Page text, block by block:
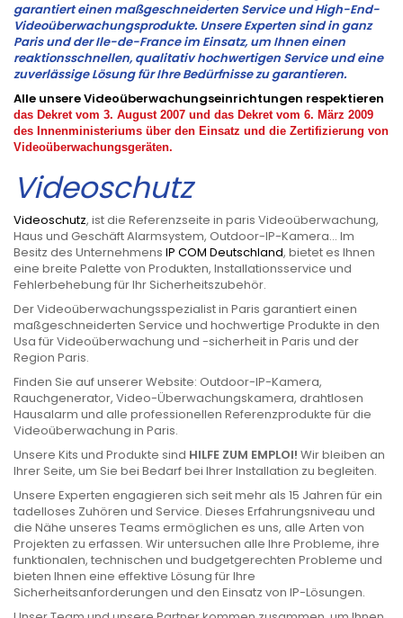
garantiert einen maßgeschneiderten Service und High-End-
Videoüberwachungsprodukte. Unsere Experten sind in ganz
Paris und der Ile-de-France im Einsatz, um Ihnen einen
reaktionsschnellen, qualitativ hochwertigen Service und eine
zuverlässige Lösung für Ihre Bedürfnisse zu garantieren.
Alle unsere Videoüberwachungseinrichtungen respektieren
das Dekret vom 3. August 2007 und das Dekret vom 6. März 2009
des Innenministeriums über den Einsatz und die Zertifizierung von
Videoüberwachungsgeräten.
Videoschutz
Videoschutz, ist die Referenzseite in paris Videoüberwachung,
Haus und Geschäft Alarmsystem, Outdoor-IP-Kamera... Im
Besitz des Unternehmens IP COM Deutschland, bietet es Ihnen
eine breite Palette von Produkten, Installationsservice und
Fehlerbehebung für Ihr Sicherheitszubehör.
Der Videoüberwachungsspezialist in Paris garantiert einen
maßgeschneiderten Service und hochwertige Produkte in den
Usa für Videoüberwachung und -sicherheit in Paris und der
Region Paris.
Finden Sie auf unserer Website: Outdoor-IP-Kamera,
Rauchgenerator, Video-Überwachungskamera, drahtlosen
Hausalarm und alle professionellen Referenzprodukte für die
Videoüberwachung in Paris.
Unsere Kits und Produkte sind HILFE ZUM EMPLOI! Wir bleiben an
Ihrer Seite, um Sie bei Bedarf bei Ihrer Installation zu begleiten.
Unsere Experten engagieren sich seit mehr als 15 Jahren für ein
tadelloses Zuhören und Service. Dieses Erfahrungsniveau und
die Nähe unseres Teams ermöglichen es uns, alle Arten von
Projekten zu erfassen. Wir untersuchen alle Ihre Probleme, ihre
funktionalen, technischen und budgetgerechten Probleme und
bieten Ihnen eine effektive Lösung für Ihre
Sicherheitsanforderungen und den Einsatz von IP-Lösungen.